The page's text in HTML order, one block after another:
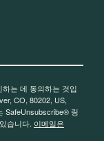
는 데 동의하는 것입
CO, 80202, US,
SafeUnsubscribe® 링
습니다. 이메일은